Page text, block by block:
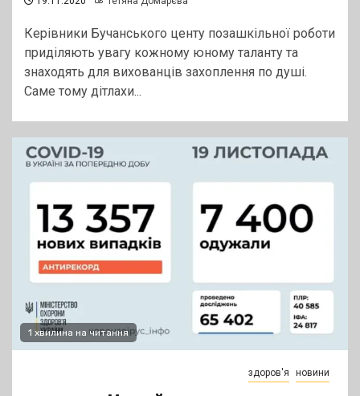
Керівники Бучанського центу позашкільної роботи
приділяють увагу кожному юному таланту та
знаходять для вихованців захоплення по душі.
Саме тому дітлахи...
1 хвилина на читання
здоров'я новини